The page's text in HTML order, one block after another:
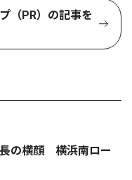
（PR）の記事を
の横顔 横浜南ロー